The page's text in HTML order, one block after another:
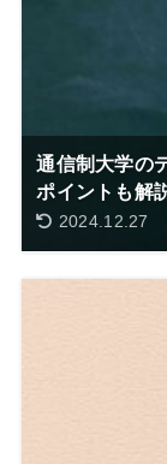
通信制大学の
ポイントも解
2024.12.27